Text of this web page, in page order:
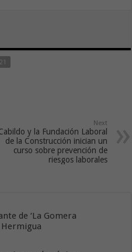
Next
y la Fundación Laboral
de la Construcción inician un
curso sobre prevención de
riesgos laborales
de ‘La Gomera
Hermigua